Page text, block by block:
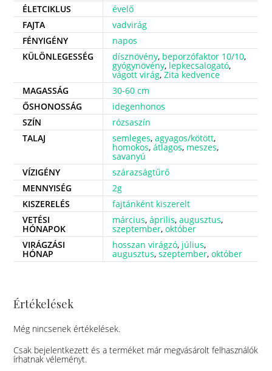
ÉLETCIKLUS
évelő
FAJTA
vadvirág
FÉNYIGÉNY
napos
KÜLÖNLEGESSÉG
dísznövény, beporzófaktor 10/10,
gyógynövény, lepkecsalogató,
vágott virág,Zita kedvence
MAGASSÁG
30-60 cm
ŐSHONOSSÁG
idegenhonos
SZÍN
rózsaszín
TALAJ
semleges,agyagos/kötött,
homokos,átlagos, meszes,
savanyú
VÍZIGÉNY
szárazságtűrő
MENNYISÉG
2g
KISZERELÉS
fajtánként kiszerelt
VETÉSI
HÓNAPOK
március,április,augusztus,
szeptember,október
VIRÁGZÁSI
HÓNAP
hosszan virágzó, július,
augusztus,szeptember,október
Értékelések
Még nincsenek értékelések.
Csak bejelentkezett és a terméket már megvásárolt felhasználók
írhatnak véleményt.